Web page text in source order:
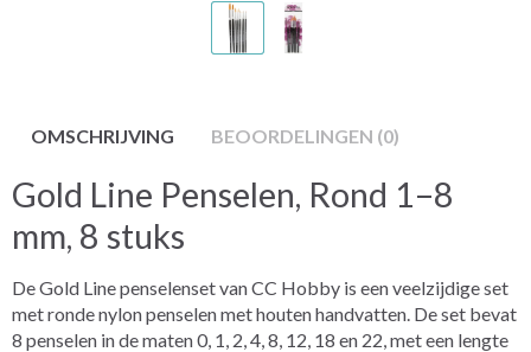
OMSCHRIJVING BEOORDELINGEN (0)
Gold Line Penselen, Rond 1–8
mm, 8 stuks
De Gold Line penselenset van CC Hobby is een veelzijdige set
met ronde nylon penselen met houten handvatten. De set bevat
8 penselen in de maten 0, 1, 2, 4, 8, 12, 18 en 22, met een lengte